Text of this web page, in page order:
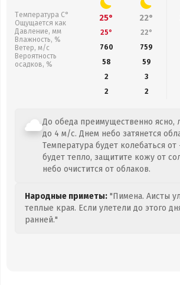
Температура С°
Ощущается как
Давление, мм
Влажность, %
Ветер, м/с
Вероятность
осадков, %
25° 22°
25° 22°
760
759
58
59
2
3
2
2
До обеда преимущественно ясно,
до 4 м/с. Днем небо затянется
Температура будет колебаться от
будет тепло, защитите кожу от
небо очистится от облаков.
Народные приметы: "Пимена. Аисты
теплые края. Если улетели до этого
ранней."